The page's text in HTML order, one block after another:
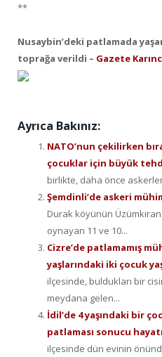
**
Nusaybin’deki patlamada
toprağa verildi – Gazete
Ayrıca Bakınız:
NATO’nun çekilirken
çocuklar için büyük
birlikte, daha önce
Şemdinli’de askeri
Durak köyünün
oynayan 11 ve 10...
Cizre’de patlamamış
yaşlarındaki iki çocuk
ilçesinde, buldukları bir
meydana gelen...
İdil’de 4 yaşındaki bir
patlaması sonucu
ilçesinde dün evinin